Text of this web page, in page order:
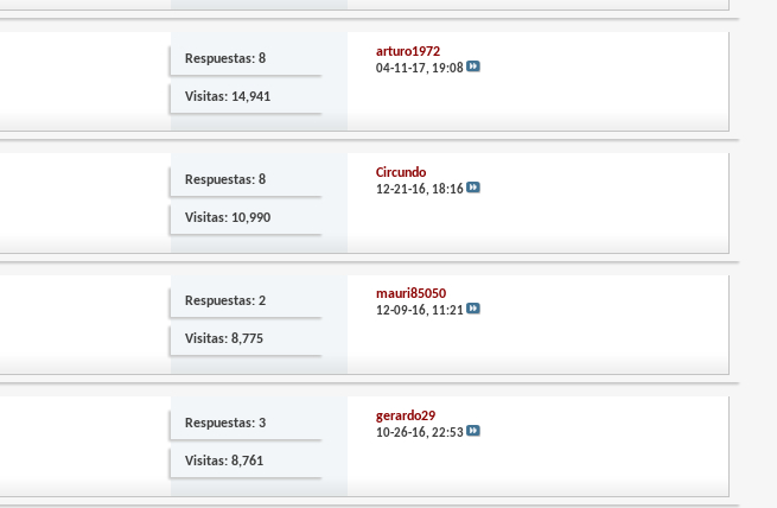
Respuestas: 8
Visitas: 14,941
arturo1972
04-11-17, 19:08
Respuestas: 8
Visitas: 10,990
Circundo
12-21-16, 18:16
Respuestas: 2
Visitas: 8,775
mauri85050
12-09-16, 11:21
Respuestas: 3
Visitas: 8,761
gerardo29
10-26-16,22:53